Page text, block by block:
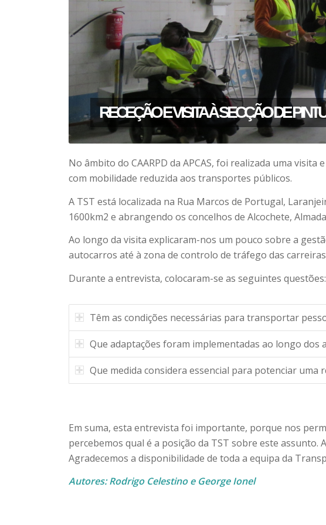
RECEÇÃO E VISITA À SECÇÃO DE PINTURA
No âmbito do CAARPD da APCAS, foi realizada uma
com mobilidade reduzida aos transportes públicos.
A TST está localizada na Rua Marcos de Portugal,
1600km2 e abrangendo os concelhos de Alcochete,
Ao longo da visita explicaram-nos um pouco sobre a
autocarros até à zona de controlo de tráfego das
Durante a entrevista, colocaram-se as seguintes questões:
Têm as condições necessárias para transportar
Que adaptações foram implementadas ao longo
Que medida considera essencial para potenciar uma
Em suma, esta entrevista foi importante, porque nos
percebemos qual é a posição da TST sobre este
Agradecemos a disponibilidade de toda a equipa da
Autores: Rodrigo Celestino e George Ionel